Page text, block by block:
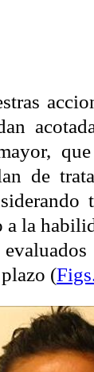
de
a la
(